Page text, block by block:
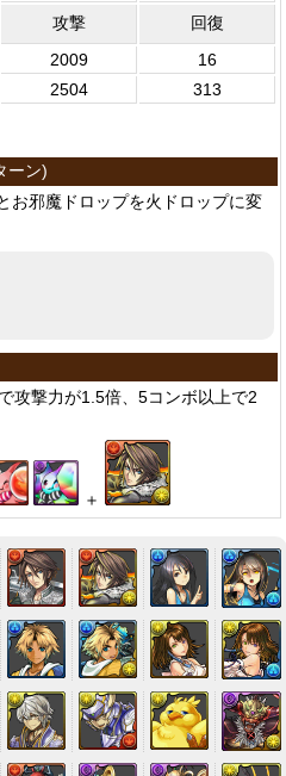
攻撃
回復
2009
16
2504 313
ーン)
お邪魔ドロップを火ドロップに変
攻撃力が1.5倍、5コンボ以上で2
＋